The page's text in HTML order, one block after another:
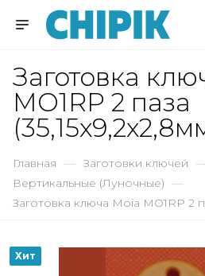
Заготовка
MO1RP 2 паза
Главная — Заготовки ключей
Вертикальные (Луночные) —
Заготовка ключа Moia MO1RP 2
Хит